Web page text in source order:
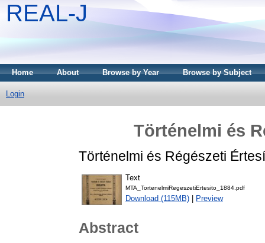
REAL-J
Home About Browse by Year Browse by Subject
Login
Történelmi és
Történelmi és Régészeti
Text
MTA_TortenelmiRegeszetiErtesito_1884.pdf
Download (115MB) Preview
Abstract